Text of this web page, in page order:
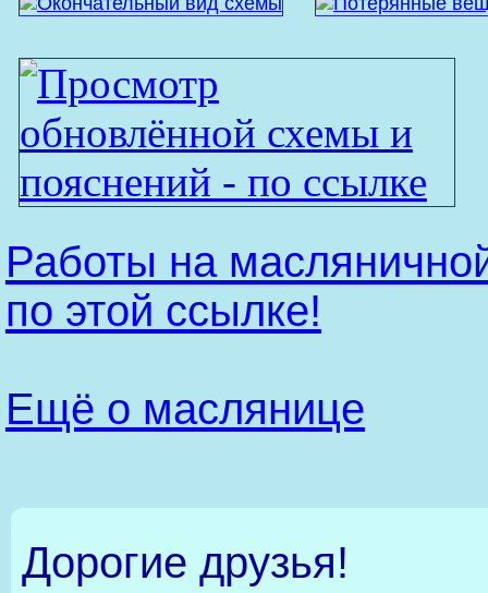
Работы на
по этой ссылке!
Ещё о маслянице
Дорогие друзья!